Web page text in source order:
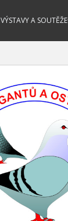
VÝSTAVY A SOUTĚŽE